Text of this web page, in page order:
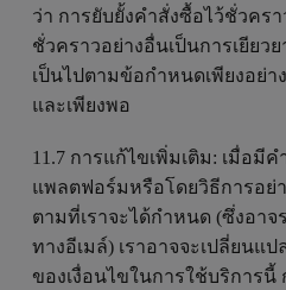
ว่า การยับยั้งคำสั่งซื้อไว้ชั่วคร
ชั่วคราวอย่างอื่นเป็นการเยีย
เป็นไปตามข้อกำหนดเพียงอย่า
และเพียงพอ
11.7 การแก้ไขเพิ่มเติม: เมื่อมี
แพลตฟอร์มหรือโดยวิธีการอย่
ตามที่เราจะได้กำหนด (ซึ่งอาจ
ทางอีเมล์) เราอาจจะเปลี่ยนแ
ของเงื่อนไขในการใช้บริการนี้